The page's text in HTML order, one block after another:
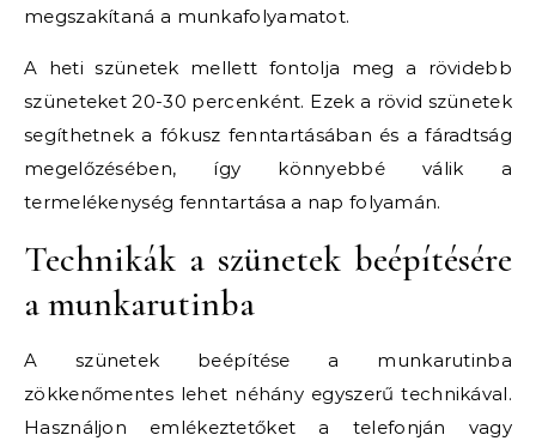
megszakítaná a munkafolyamatot.
A heti szünetek mellett fontolja meg a rövidebb
szüneteket 20-30 percenként. Ezek a rövid szünetek
segíthetnek a fókusz fenntartásában és a fáradtság
megelőzésében, így könnyebbé válik a
termelékenység fenntartása a nap folyamán.
Technikák a szünetek beépítésére
a munkarutinba
A szünetek beépítése a munkarutinba
zökkenőmentes lehet néhány egyszerű technikával.
Használjon emlékeztetőket a telefonján vagy